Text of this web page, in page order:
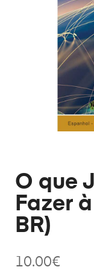
O que
Fazer
BR)
10.00€